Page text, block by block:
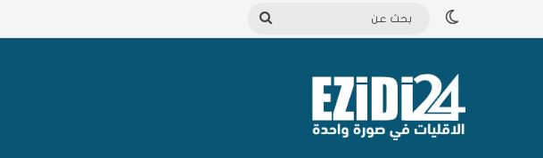
الوضع المظلم